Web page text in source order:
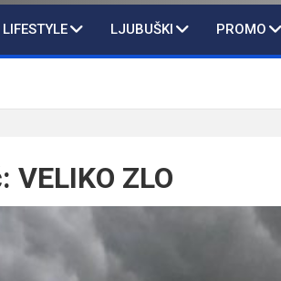
LIFESTYLE LJUBUŠKI PROMO
ZLO